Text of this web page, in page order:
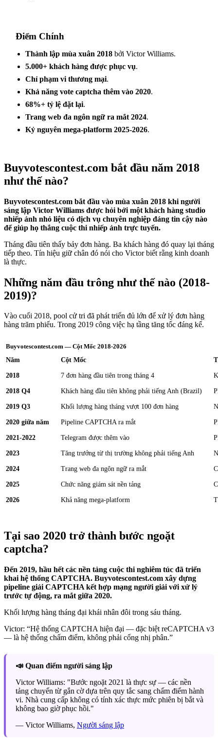
Điểm Chính
Thành lập mùa xuân 2018 bởi Victor Williams.
5.000+ khách hàng được phục vụ.
Chỉ phạm vi thương mại.
Khả năng vote captcha thêm vào 2020.
68%+ tỷ lệ đặt lại.
Trang web đa ngôn ngữ ra mắt 2024.
Kỷ nguyên mega-platform 2025-2026.
Buyvotescontest.com bắt đầu năm 2018
như thế nào?
Buyvotescontest.com bắt đầu vào mùa xuân 2018 khi người
sáng lập Victor Williams được hỏi bởi một khách hàng studio
nhiếp ảnh nhỏ liệu có dịch vụ chuyên nghiệp đáng tin cậy nào
để giúp họ thắng cuộc thi nhiếp ảnh trực tuyến.
Tháng đầu tiên thấy bảy đơn hàng. Ba khách hàng đó quay lại tháng
tiếp theo. Tín hiệu giữ chân đó nói cho Victor biết rằng kinh doanh
là thực.
Những năm đầu trông như thế nào (2018-
2019)?
Vào cuối 2018, pool cử tri đã phát triển đủ lớn để xử lý đơn hàng
hàng trăm phiếu. Trong 2019 công việc hạ tầng tăng tốc đáng kể.
Buyvotescontest.com — Cột Mốc 2018-2026
Năm Cột Mốc
2018 7 đơn hàng đầu tiên trong tháng 4
2018 Q4 Khách hàng đầu tiên không phải tiếng Anh (Brazil)
2019 Q3 Khối lượng hàng tháng vượt 100 đơn hàng
2020 giữa năm Pipeline CAPTCHA ra mắt
2021-2022 Telegram được thêm vào
2023 Tăng trưởng từ thị trường không phải tiếng Anh
2024 Trang web đa ngôn ngữ ra mắt
2025 Chức năng giám sát nền tảng
2026 Khả năng mega-platform
Tại sao 2020 trở thành bước ngoặt
captcha?
Đến 2019, hầu hết các nền tảng cuộc thi nghiêm túc đã triển
khai hệ thống CAPTCHA. Buyvotescontest.com xây dựng
pipeline giải CAPTCHA kết hợp mạng người giải với xử lý
trước tự động, ra mắt giữa 2020.
Khối lượng hàng tháng đại khái nhân đôi trong sáu tháng.
Victor: “Hệ thống CAPTCHA hiện đại — đặc biệt reCAPTCHA v3
— là hệ thống chấm điểm, không phải cổng nhị phân.”
📣 Quan điểm người sáng lập
Victor Williams: "Bước ngoặt 2021 là thực sự — các nền
tảng chuyển từ gắn cờ dựa trên quy tắc sang chấm điểm hành
vi. Nhà cung cấp không có tính xác thực mức phiên bị bắt và
không bao giờ phục hồi."
— Victor Williams, Người sáng lập